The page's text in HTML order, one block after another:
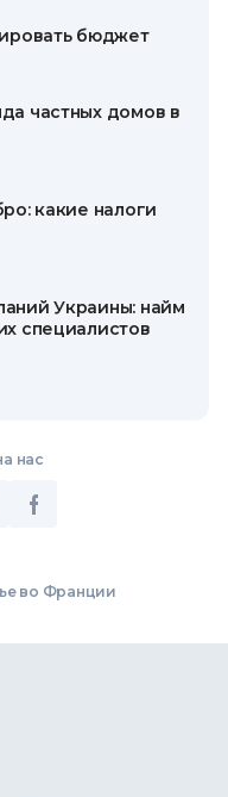
бюджет
частных домов в
какие налоги
Украины: найм
специалистов
нас
во Франции